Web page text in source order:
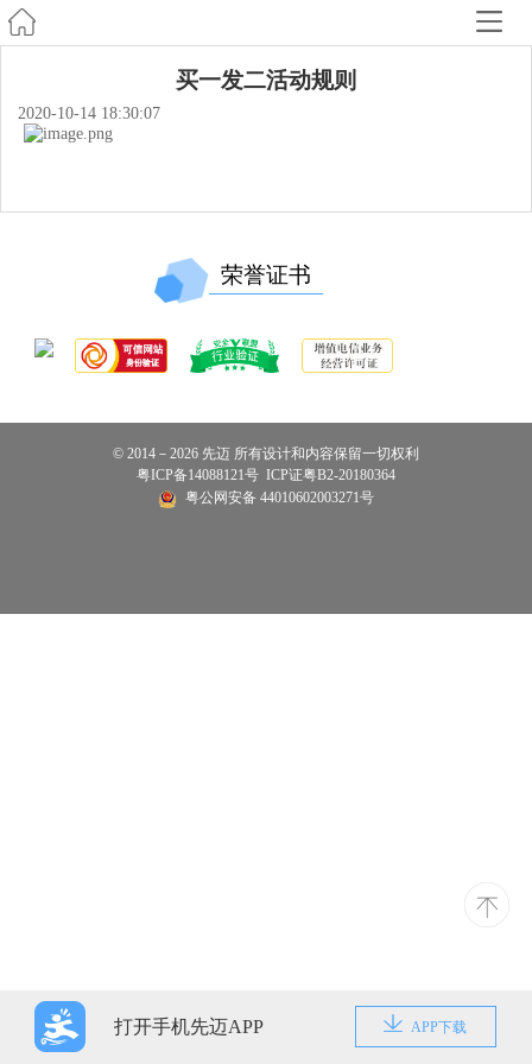
买一发二活动规则
2020-10-14 18:30:07
荣誉证书
© 2014－2026 先迈 所有设计和内容保留一切权利
粤ICP备14088121号 ICP证粤B2-20180364
粤公网安备 44010602003271号
打开手机先迈APP APP下载